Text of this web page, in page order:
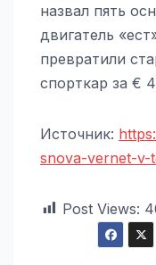
назвал пять
двигатель
превратили
спорткар за €
Источник:
snova-vernet-v-
Post Views: